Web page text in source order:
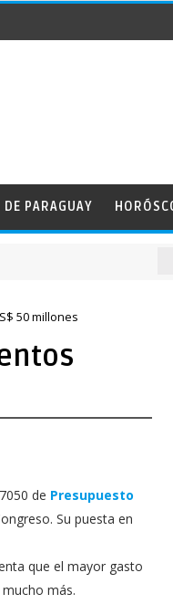
DE PARAGUAY
50 millones
de Presupuesto
Su puesta en
que el mayor gasto
más.